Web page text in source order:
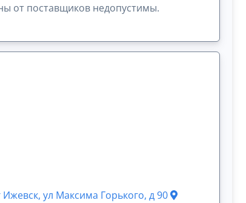
от поставщиков недопустимы.
Ижевск, ул Максима Горького, д 90